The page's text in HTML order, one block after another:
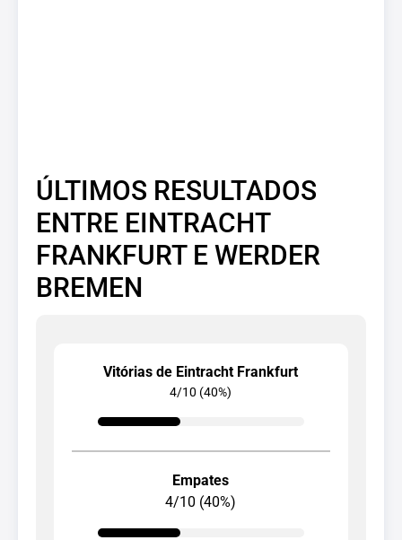
ÚLTIMOS RESULTADOS
ENTRE EINTRACHT
FRANKFURT E WERDER
BREMEN
Vitórias de Eintracht Frankfurt
4/10 (40%)
Empates
4/10 (40%)